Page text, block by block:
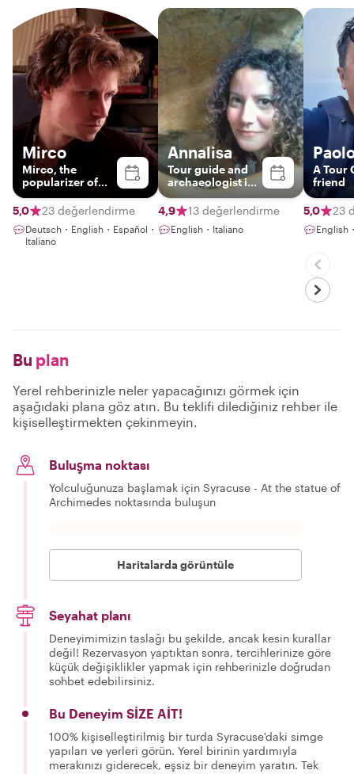
Mirco
Mirco, the
popularizer of
sicilianity
5,0
23 değerlendirme
Deutsch・English・Español・
Italiano
Annalisa
Tour guide and
archaeologist in
Sicily
4,9
13 değerlendirme
English・Italiano
A Tour
friend
5,0 23
English
Bu plan
Yerel rehberinizle neler yapacağınızı görmek için
aşağıdaki plana göz atın. Bu teklifi dilediğiniz rehber ile
kişiselleştirmekten çekinmeyin.
Buluşma noktası
Yolculuğunuza başlamak için Syracuse - At the statue of
Archimedes noktasında buluşun
Haritalarda görüntüle
Seyahat planı
Deneyimimizin taslağı bu şekilde, ancak kesin kurallar
değil! Rezervasyon yaptıktan sonra, tercihlerinize göre
küçük değişiklikler yapmak için rehberinizle doğrudan
sohbet edebilirsiniz.
Bu Deneyim SİZE AİT!
100% kişiselleştirilmiş bir turda Syracuse'daki simge
yapıları ve yerleri görün. Yerel birinin yardımıyla
merakınızı giderecek, eşsiz bir deneyim yaratın. Tek